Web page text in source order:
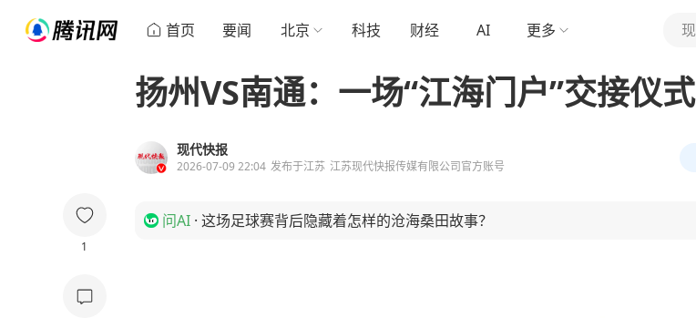
首页 要闻 北京 科技 财经 AI 更多
1
扬州VS南通：一场“江海门户”交接仪式
现代快报
2026-07-09 22:04 发布于江苏 江苏现代快报传媒有限公司官方账号
问AI · 这场足球赛背后隐藏着怎样的沧海桑田故事？